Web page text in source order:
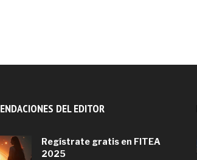
DEL EDITOR
Regístrate gratis en FITEA
2025